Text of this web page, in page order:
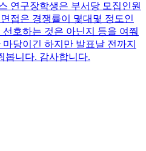
연구장학생은 부서당 모집인원
접은 경쟁률이 몇대몇 정도인
호하는 것은 아닌지 등을 여쭤
당이긴 하지만 발표날 전까지
봅니다. 감사합니다.